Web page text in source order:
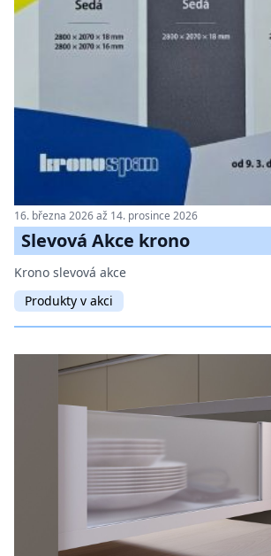
16. března 2026 až 14. prosince 2026
Slevová Akce krono
Krono slevová akce
Produkty v akci